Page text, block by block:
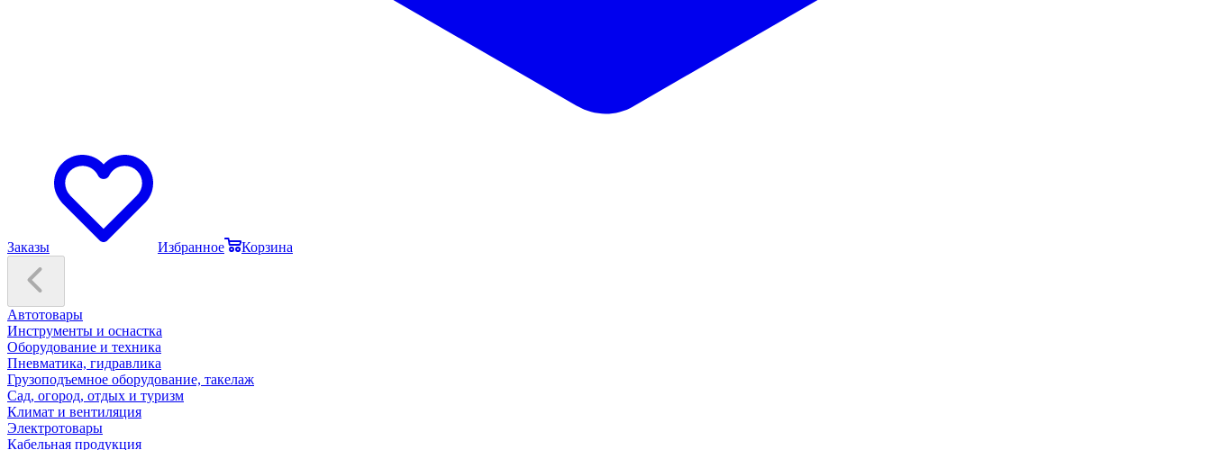
Заказы Избранное Корзина
Автотовары
Инструменты и оснастка
Оборудование и техника
Пневматика, гидравлика
Грузоподъемное оборудование, такелаж
Сад, огород, отдых и туризм
Климат и вентиляция
Электротовары
Кабельная продукция